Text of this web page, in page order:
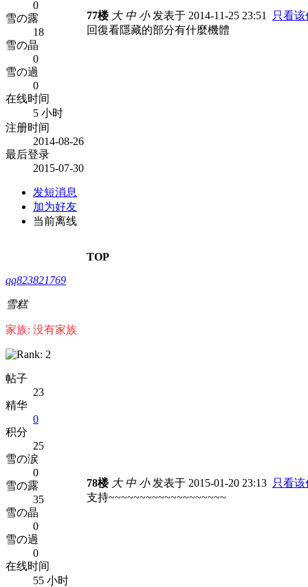
0
雪の露
18
雪の晶
0
雪の過
0
在线时间
5 小时
注册时间
2014-08-26
最后登录
2015-07-30
发短消息
加为好友
当前离线
77楼 大 中 小发表于 2014-11-25 23:51
只看该
回復看隱藏的部分有什麼機體
TOP
qq823821769
雪糕
家族: 没有家族
帖子
23
精华
0
积分
25
雪の涙
0
雪の露
35
雪の晶
0
雪の過
0
在线时间
55 小时
78楼 大 中 小发表于 2015-01-20 23:13 只看该
支持~~~~~~~~~~~~~~~~~~~